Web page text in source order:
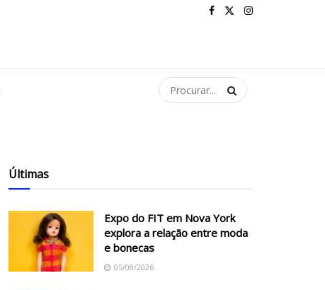
Últimas
Expo do FIT em Nova York
explora a relação entre moda
e bonecas
05/08/2026